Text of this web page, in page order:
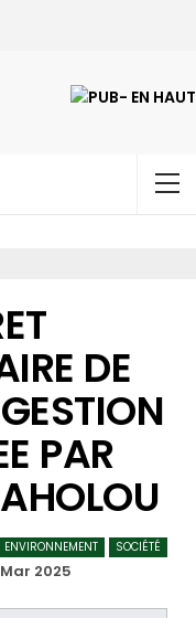
DE
PAR
ENVIRONNEMENT SOCIÉTÉ
Mar 2025